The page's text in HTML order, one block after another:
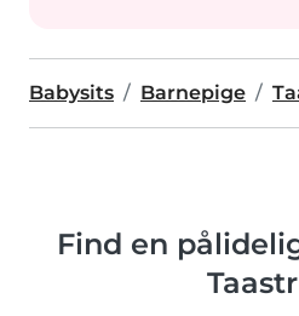
Babysits Barnepige
Find en